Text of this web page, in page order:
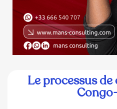
Le processus